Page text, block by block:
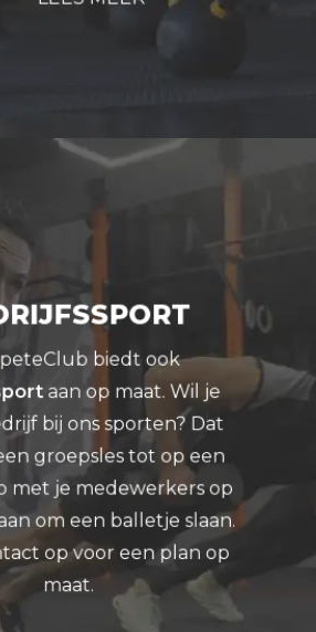
biedt ook
aan op maat. Wil je
bij ons sporten? Dat
groepsles tot op een
met je medewerkers op
om een balletje slaan.
op voor een plan op
maat.